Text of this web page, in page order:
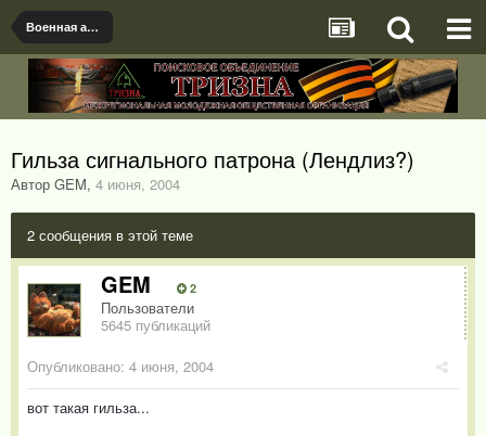
Военная археология
Гильза сигнального патрона (Лендлиз?)
Автор GEM, 4 июня, 2004
2 сообщения в этой теме
GEM 2
Пользователи
5645 публикаций
Опубликовано: 4 июня, 2004
вот такая гильза...